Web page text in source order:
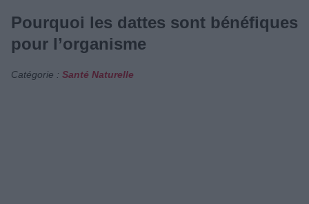
Pourquoi les dattes sont bénéfiques
pour l’organisme
Catégorie : Santé Naturelle